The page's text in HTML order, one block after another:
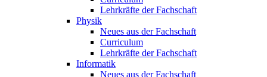
Lehrkräfte der Fachschaft
Physik
Neues aus der Fachschaft
Curriculum
Lehrkräfte der Fachschaft
Informatik
Neues aus der Fachschaft